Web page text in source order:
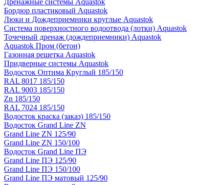
Дренажные системы Aquastok
Бордюр пластиковый Aquastok
Люки и Дождеприемники круглые Aquastok
Система поверхностного водоотвода (лотки) Aquastok
Точечный дренаж (дождеприемники) Aquastok
Aquastok Пром (бетон)
Газонная решетка Aquastok
Придверные системы Aquastok
Водосток Оптима Круглый 185/150
RAL 8017 185/150
RAL 9003 185/150
Zn 185/150
RAL 7024 185/150
Водосток краска (заказ) 185/150
Водосток Grand Line ZN
Grand Line ZN 125/90
Grand Line ZN 150/100
Водосток Grand Line ПЭ
Grand Line ПЭ 125/90
Grand Line ПЭ 150/100
Grand Line ПЭ матовый 125/90